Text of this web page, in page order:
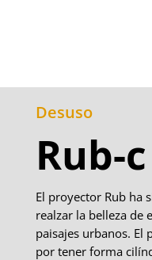
Desuso
Rub-c
El proyector Rub ha
realzar la belleza de
paisajes urbanos. El
por tener forma